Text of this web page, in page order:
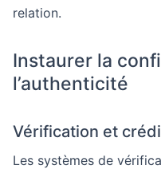
relation.
Instaurer la
l’authenticité
Vérification et
Les systèmes de